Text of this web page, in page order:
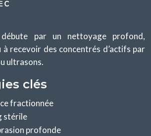
débute par un nettoyage profond,
à recevoir des concentrés d’actifs par
ultrasons.
clés
fractionnée
stérile
profonde